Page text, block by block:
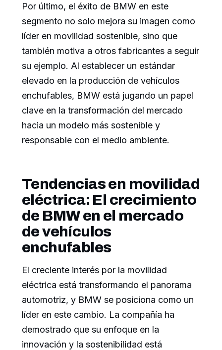
Por último, el éxito de BMW en este
segmento no solo mejora su imagen como
líder en movilidad sostenible, sino que
también motiva a otros fabricantes a seguir
su ejemplo. Al establecer un estándar
elevado en la producción de vehículos
enchufables, BMW está jugando un papel
clave en la transformación del mercado
hacia un modelo más sostenible y
responsable con el medio ambiente.
Tendencias en movilidad
eléctrica: El crecimiento
de BMW en el mercado
de vehículos
enchufables
El creciente interés por la movilidad
eléctrica está transformando el panorama
automotriz, y BMW se posiciona como un
líder en este cambio. La compañía ha
demostrado que su enfoque en la
innovación y la sostenibilidad está